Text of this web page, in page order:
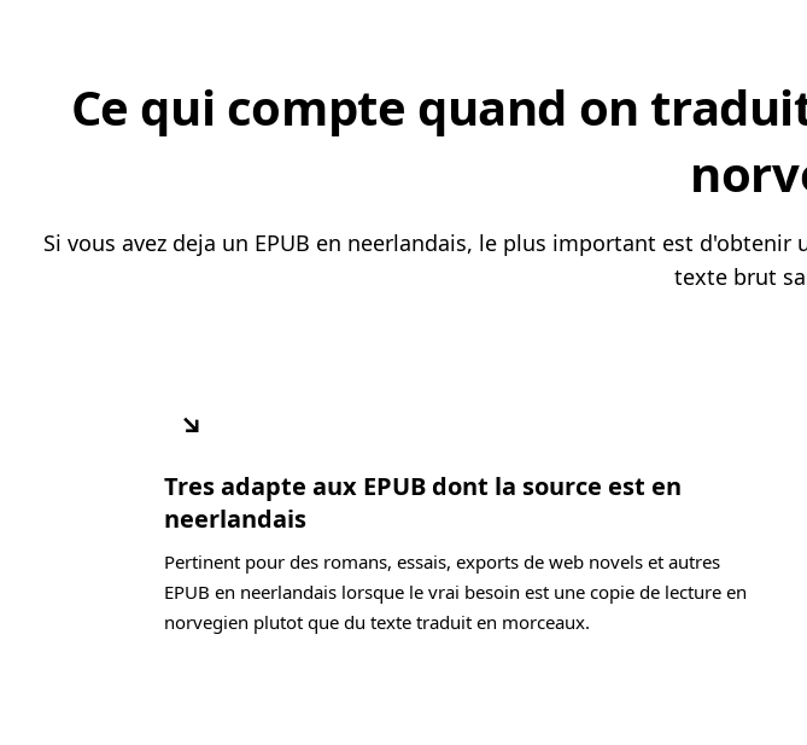
Ce qui compte quand on
Si vous avez deja un EPUB en neerlandais, le plus important est
texte brut
↘
Tres adapte aux EPUB dont la source est en
neerlandais
Pertinent pour des romans, essais, exports de web novels et autres
EPUB en neerlandais lorsque le vrai besoin est une copie de lecture en
norvegien plutot que du texte traduit en morceaux.